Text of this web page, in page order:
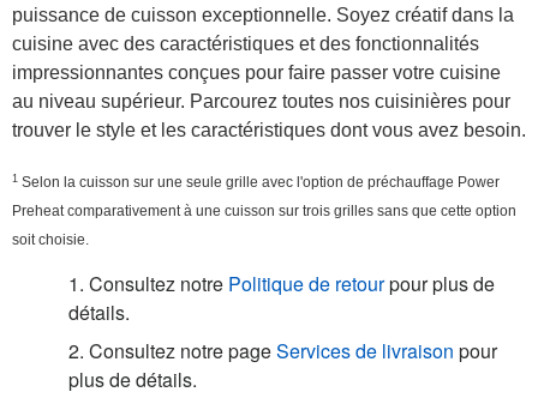
puissance de cuisson exceptionnelle. Soyez créatif dans la
cuisine avec des caractéristiques et des fonctionnalités
impressionnantes conçues pour faire passer votre cuisine
au niveau supérieur. Parcourez toutes nos cuisinières pour
trouver le style et les caractéristiques dont vous avez besoin.
1 Selon la cuisson sur une seule grille avec l'option de préchauffage Power
Preheat comparativement à une cuisson sur trois grilles sans que cette option
soit choisie.
1. Consultez notre Politique de retourpour plus de
détails.
2. Consultez notre pageServices de livraison pour
plus de détails.